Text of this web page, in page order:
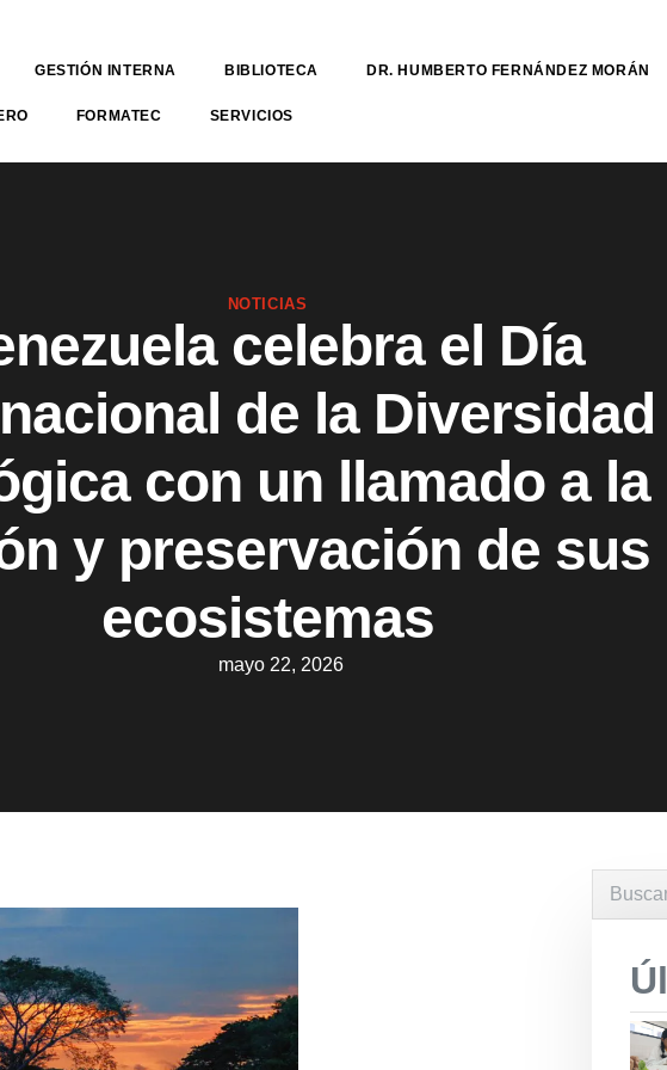
GESTIÓN INTERNA BIBLIOTECA DR. HUMBERTO FERNÁNDEZ MORÁN
FORMATEC SERVICIOS
NOTICIAS
celebra el Día
de la Diversidad
con un llamado a la
y preservación de sus
ecosistemas
mayo 22, 2026